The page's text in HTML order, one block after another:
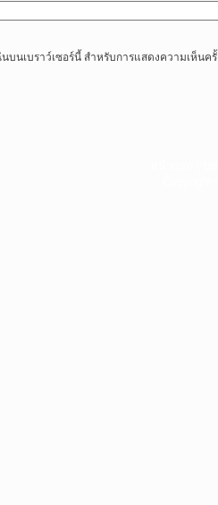
บนเบราว์เซอร์นี้ สำหรับการแสดงความเห็นค